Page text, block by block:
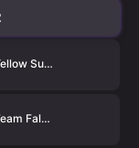
Yellow Submarine
Team Falcons